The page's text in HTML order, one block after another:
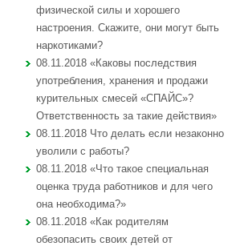
физической силы и хорошего
настроения. Скажите, они могут быть
наркотиками?
08.11.2018 «Каковы последствия
употребления, хранения и продажи
курительных смесей «СПАЙС»?
Ответственность за такие действия»
08.11.2018 Что делать если незаконно
уволили с работы?
08.11.2018 «Что такое специальная
оценка труда работников и для чего
она необходима?»
08.11.2018 «Как родителям
обезопасить своих детей от